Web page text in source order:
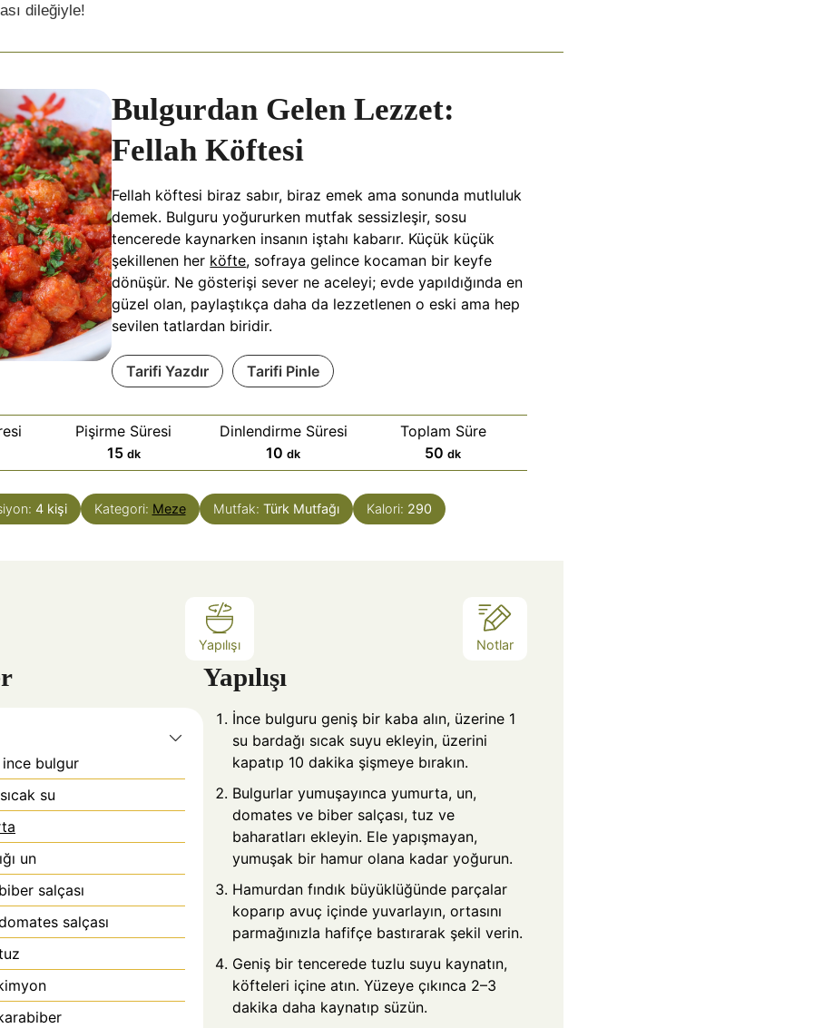
dileğiyle!
Bulgurdan Gelen Lezzet:
Fellah Köftesi
Fellah köftesi biraz sabır, biraz emek ama sonunda mutluluk
demek. Bulguru yoğururken mutfak sessizleşir, sosu
tencerede kaynarken insanın iştahı kabarır. Küçük küçük
şekillenen her köfte, sofraya gelince kocaman bir keyfe
dönüşür. Ne gösterişi sever ne aceleyi; evde yapıldığında en
güzel olan, paylaştıkça daha da lezzetlenen o eski ama hep
sevilen tatlardan biridir.
Tarifi Yazdır Tarifi Pinle
Pişirme Süresi
15d
a
k
i
dk
Dinlendirme Süresi
10 d
a
k
i
dk
Toplam Süre
50 d
a
i
dk
4 kişi Kategori: Meze Mutfak: Türk Mutfağı Kalori: 290
Yapılışı Notlar
ince bulgur
su
un
salçası
salçası
Yapılışı
İnce bulguru geniş bir kaba alın, üzerine 1
su bardağı sıcak suyu ekleyin, üzerini
kapatıp 10 dakika şişmeye bırakın.
Bulgurlar yumuşayınca yumurta, un,
domates ve biber salçası, tuz ve
baharatları ekleyin. Ele yapışmayan,
yumuşak bir hamur olana kadar yoğurun.
Hamurdan fındık büyüklüğünde parçalar
koparıp avuç içinde yuvarlayın, ortasını
parmağınızla hafifçe bastırarak şekil verin.
Geniş bir tencerede tuzlu suyu kaynatın,
köfteleri içine atın. Yüzeye çıkınca 2–3
dakika daha kaynatıp süzün.